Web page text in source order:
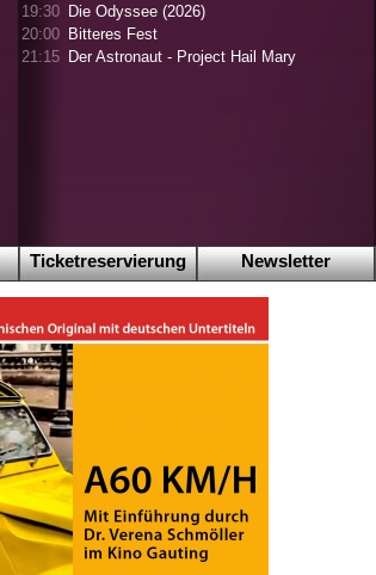
19:30 Die Odyssee (2026)
20:00 Bitteres Fest
21:15 Der Astronaut - Project Hail Mary
Ticketreservierung Newsletter